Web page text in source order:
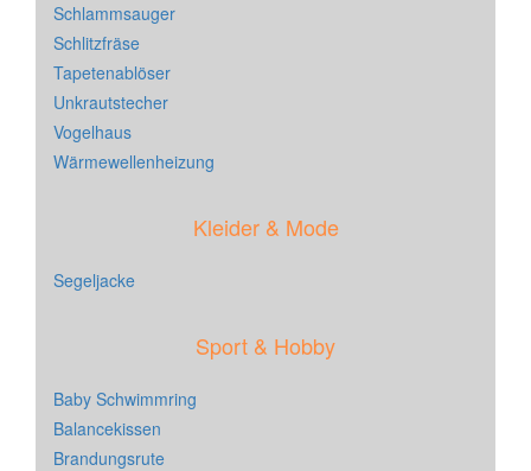
Schlammsauger
Schlitzfräse
Tapetenablöser
Unkrautstecher
Vogelhaus
Wärmewellenheizung
Kleider & Mode
Segeljacke
Sport & Hobby
Baby Schwimmring
Balancekissen
Brandungsrute